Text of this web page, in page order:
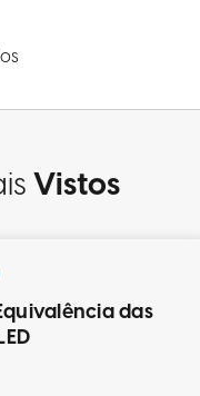
Vistos
das